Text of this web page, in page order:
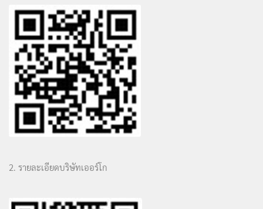
2. รายละเอียดบริษัทเออร์โก